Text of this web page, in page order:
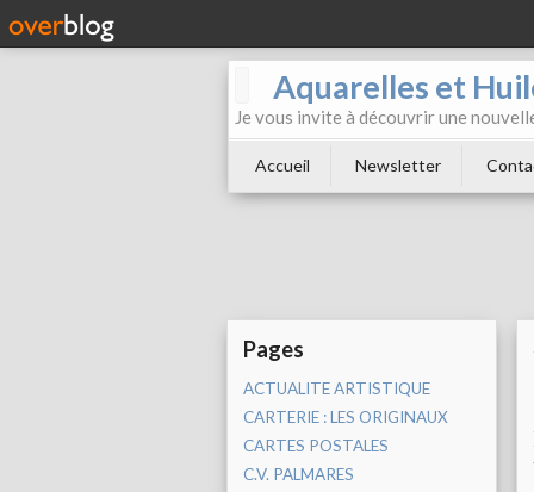
Aquarelles et
Je vous invite à découvrir une
Accueil Newsletter
Pages
ACTUALITE ARTISTIQUE
CARTERIE : LES ORIGINAUX
CARTES POSTALES
C.V. PALMARES